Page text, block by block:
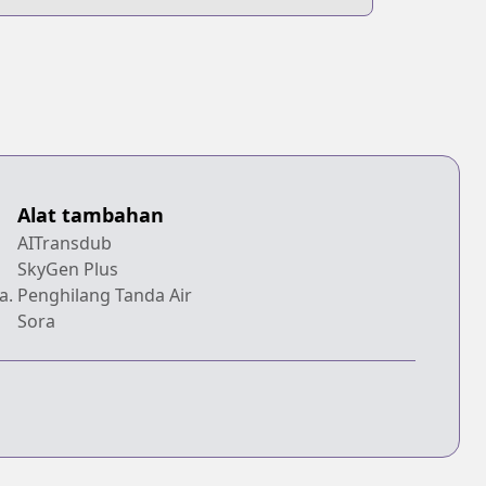
Alat tambahan
AITransdub
SkyGen Plus
Penghilang Tanda Air
Sora